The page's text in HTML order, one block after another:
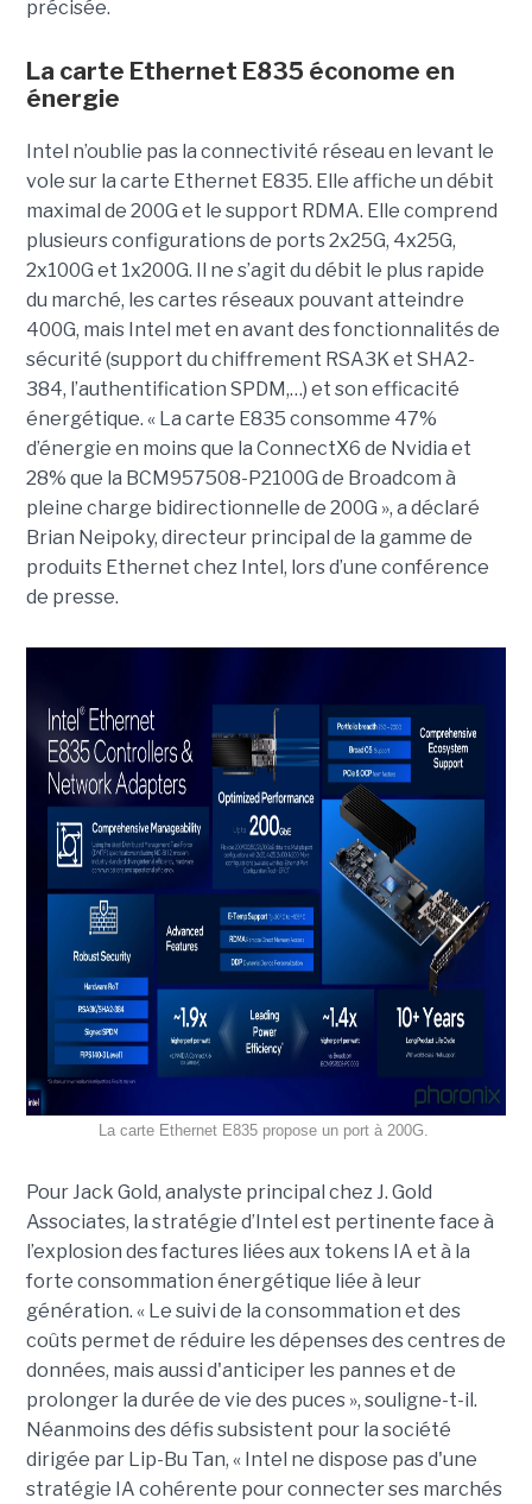
précisée.
La carte Ethernet E835 économe en
énergie
Intel n’oublie pas la connectivité réseau en levant le
vole sur la carte Ethernet E835. Elle affiche un débit
maximal de 200G et le support RDMA. Elle comprend
plusieurs configurations de ports 2x25G, 4x25G,
2x100G et 1x200G. Il ne s’agit du débit le plus rapide
du marché, les cartes réseaux pouvant atteindre
400G, mais Intel met en avant des fonctionnalités de
sécurité (support du chiffrement RSA3K et SHA2-
384, l’authentification SPDM,…) et son efficacité
énergétique. « La carte E835 consomme 47%
d’énergie en moins que la ConnectX6 de Nvidia et
28% que la BCM957508-P2100G de Broadcom à
pleine charge bidirectionnelle de 200G », a déclaré
Brian Neipoky, directeur principal de la gamme de
produits Ethernet chez Intel, lors d’une conférence
de presse.
La carte Ethernet E835 propose un port à 200G.
Pour Jack Gold, analyste principal chez J. Gold
Associates, la stratégie d’Intel est pertinente face à
l’explosion des factures liées aux tokens IA et à la
forte consommation énergétique liée à leur
génération. « Le suivi de la consommation et des
coûts permet de réduire les dépenses des centres de
données, mais aussi d'anticiper les pannes et de
prolonger la durée de vie des puces », souligne-t-il.
Néanmoins des défis subsistent pour la société
dirigée par Lip-Bu Tan, « Intel ne dispose pas d'une
stratégie IA cohérente pour connecter ses marchés